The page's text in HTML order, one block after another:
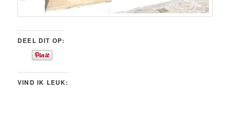
DEEL DIT OP:
VIND IK LEUK: